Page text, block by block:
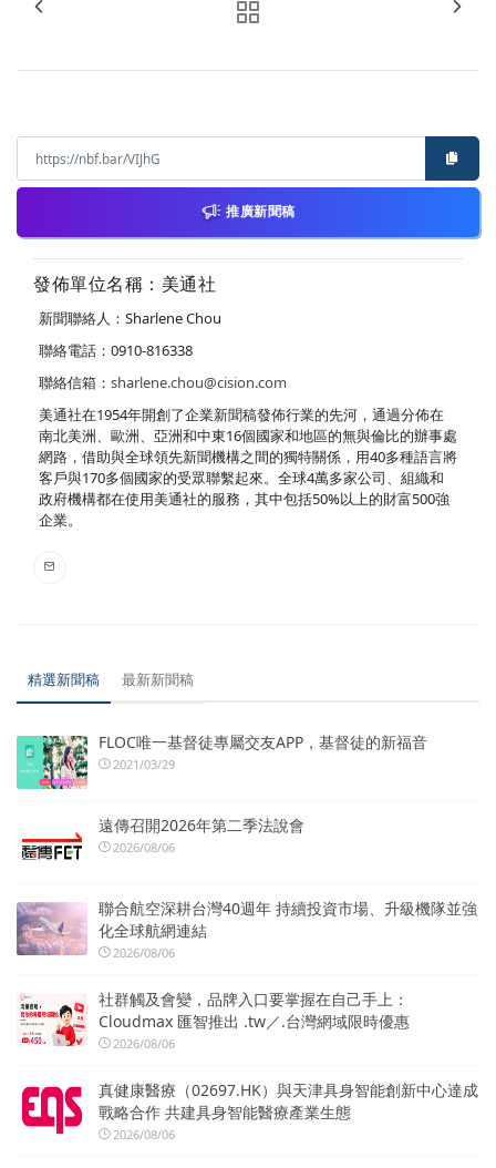
推廣新聞稿
發佈單位名稱：美通社
新聞聯絡人：Sharlene Chou
聯絡電話：0910-816338
聯絡信箱： sharlene.chou@cision.com
美通社在1954年開創了企業新聞稿發佈行業的先河，通過分佈在
南北美洲、歐洲、亞洲和中東16個國家和地區的無與倫比的辦事處
網路，借助與全球領先新聞機構之間的獨特關係，用40多種語言將
客戶與170多個國家的受眾聯繫起來。全球4萬多家公司、組織和
政府機構都在使用美通社的服務，其中包括50%以上的財富500強
企業。
精選新聞稿 最新新聞稿
FLOC唯一基督徒專屬交友APP，基督徒的新福音
2021/03/29
遠傳召開2026年第二季法說會
2026/08/06
聯合航空深耕台灣40週年 持續投資市場、升級機隊並強
化全球航網連結
2026/08/06
社群觸及會變，品牌入口要掌握在自己手上：
Cloudmax 匯智推出 .tw／.台灣網域限時優惠
2026/08/06
真健康醫療（02697.HK）與天津具身智能創新中心達成
戰略合作 共建具身智能醫療產業生態
2026/08/06